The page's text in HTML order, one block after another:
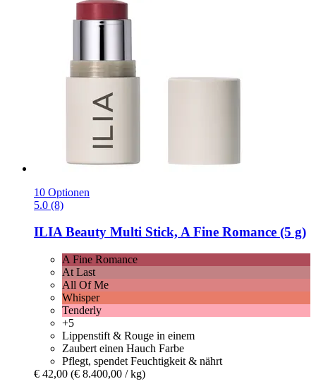
10 Optionen
5.0 (8)
ILIA Beauty Multi Stick, A Fine Romance (5 g)
A Fine Romance
At Last
All Of Me
Whisper
Tenderly
+5
Lippenstift & Rouge in einem
Zaubert einen Hauch Farbe
Pflegt, spendet Feuchtigkeit & nährt
€ 42,00 (€ 8.400,00 / kg)